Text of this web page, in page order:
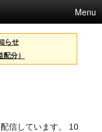
Menu
らせ
分）
信しています。 10